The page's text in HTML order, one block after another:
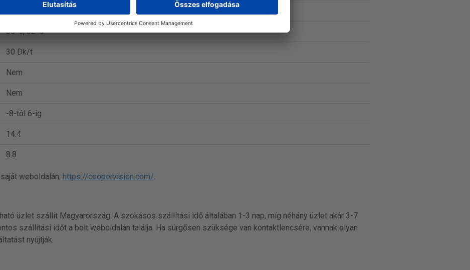
60 %, 62 %
30 Dk/t
Nem
Nem
-8-tól 6-ig
14.4
8.8
weboldalán: https://coopervision.com/.
üzlet szállít Magyarország. A szokásos szállítási idő általában 1-3 nap, míg néhány üzlet akár 3-7
szállítási időt a bolt weboldalán találja. Ha sürgősen szüksége van kontaktlencsére, vannak olyan
nyújtják.